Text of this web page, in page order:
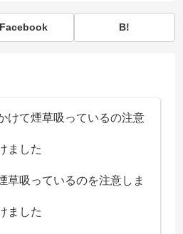
Facebook B!
けて煙草吸っているの注意
ました
草吸っているのを注意しま
ました